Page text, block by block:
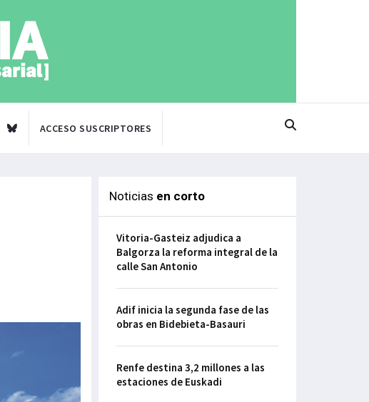
ACCESO SUSCRIPTORES
Noticias en corto
Vitoria-Gasteiz adjudica a
Balgorza la reforma integral de la
calle San Antonio
Adif inicia la segunda fase de las
obras en Bidebieta-Basauri
Renfe destina 3,2 millones a las
estaciones de Euskadi